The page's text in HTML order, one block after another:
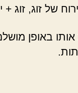
של זוג, זוג
אותו באופן